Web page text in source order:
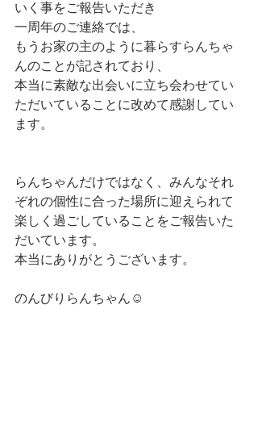
いく事をご報告いただき
一周年のご連絡では、
もうお家の主のように暮らすらんちゃ
んのことが記されており、
本当に素敵な出会いに立ち会わせてい
ただいていることに改めて感謝してい
ます。
らんちゃんだけではなく、みんなそれ
ぞれの個性に合った場所に迎えられて
楽しく過ごしていることをご報告いた
だいています。
本当にありがとうございます。
のんびりらんちゃん☺️